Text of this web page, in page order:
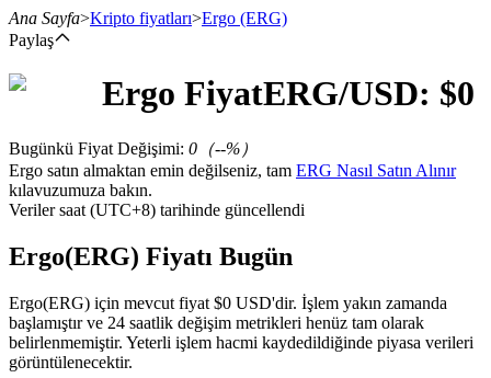
Vadeli İşlemler
USDT Vadeli İşlemleri
Teminat olarak USDT kullanan vadeli işlemler
Ana Sayfa>Kripto fiyatları>Ergo (ERG)
Paylaş
Ergo FiyatERG/USD: $0
Bugünkü Fiyat Değişimi: 0 （--%）
Ergo satın almaktan emin değilseniz, tam ERG Nasıl Satın Alınır
kılavuzumuza bakın.
Veriler saat (UTC+8) tarihinde güncellendi
Ergo(ERG) Fiyatı Bugün
Ergo(ERG) için mevcut fiyat $0 USD'dir. İşlem yakın zamanda
başlamıştır ve 24 saatlik değişim metrikleri henüz tam olarak
belirlenmemiştir. Yeterli işlem hacmi kaydedildiğinde piyasa verileri
görüntülenecektir.